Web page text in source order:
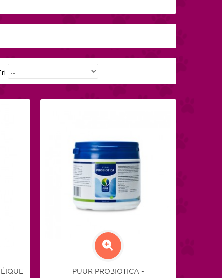
PUUR PROBIOTICA -